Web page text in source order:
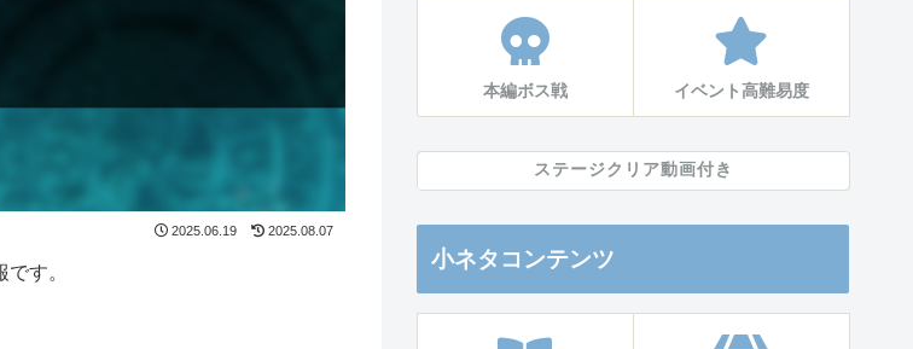
2025.06.19 2025.08.07
す。
本編ボス戦 イベント高難易度
ステージクリア動画付き
小ネタコンテンツ